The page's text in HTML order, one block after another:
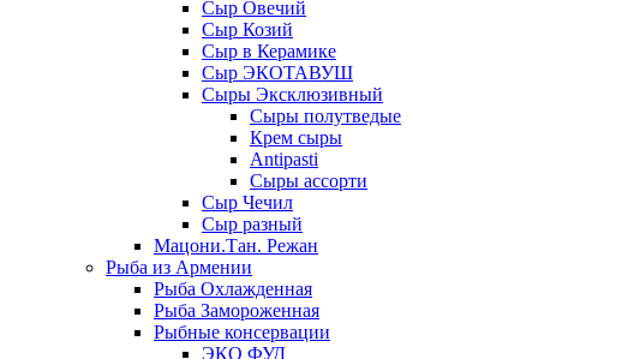
Сыр Овечий
Сыр Козий
Сыр в Керамике
Сыр ЭКОТАВУШ
Сыры Эксклюзивный
Сыры полутведые
Крем сыры
Antipasti
Сыры ассорти
Сыр Чечил
Сыр разный
Мацони.Тан. Режан
Рыба из Армении
Рыба Охлажденная
Рыба Замороженная
Рыбные консервации
ЭКО ФУД